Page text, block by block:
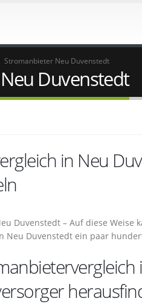
Stromanbieter Neu Duvenstedt
Duvenstedt
in Neu
Duvenstedt – Auf diese
Neu Duvenstedt ein paar